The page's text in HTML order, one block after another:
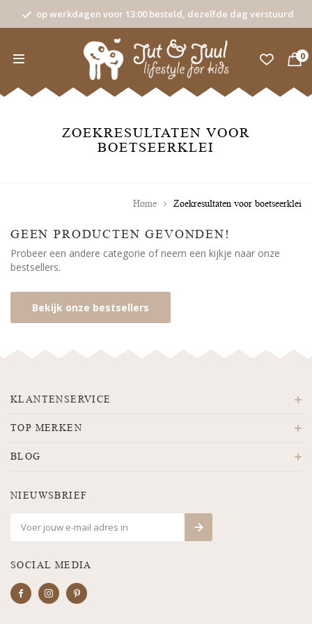
op werkdagen voor 13:00 besteld, dezelfde dag verstuurd
0
ZOEKRESULTATEN VOOR
BOETSEERKLEI
Home Zoekresultaten voor boetseerklei
GEEN PRODUCTEN GEVONDEN!
Probeer een andere categorie of neem een kijkje naar onze
bestsellers.
Bekijk onze bestsellers
KLANTENSERVICE
TOP MERKEN
BLOG
NIEUWSBRIEF
SOCIAL MEDIA